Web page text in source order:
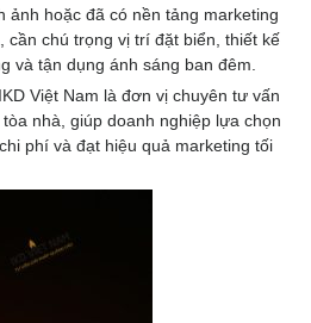
ảnh hoặc đã có nền tảng marketing
chú trọng vị trí đặt biển, thiết kế
và tận dụng ánh sáng ban đêm.
Việt Nam là đơn vị chuyên tư vấn
nhà, giúp doanh nghiệp lựa chọn
phí và đạt hiệu quả marketing tối